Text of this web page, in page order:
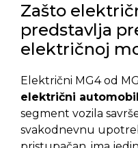
Zašto
predstavlja
električnoj
Električni MG4 od
električni automobil
segment vozila
svakodnevnu